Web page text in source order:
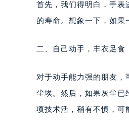
首先，我们得明白，手表
的寿命。想象一下，如果
二、自己动手，丰衣足食
对于动手能力强的朋友，
尘埃。然后，如果灰尘已
项技术活，稍有不慎，可